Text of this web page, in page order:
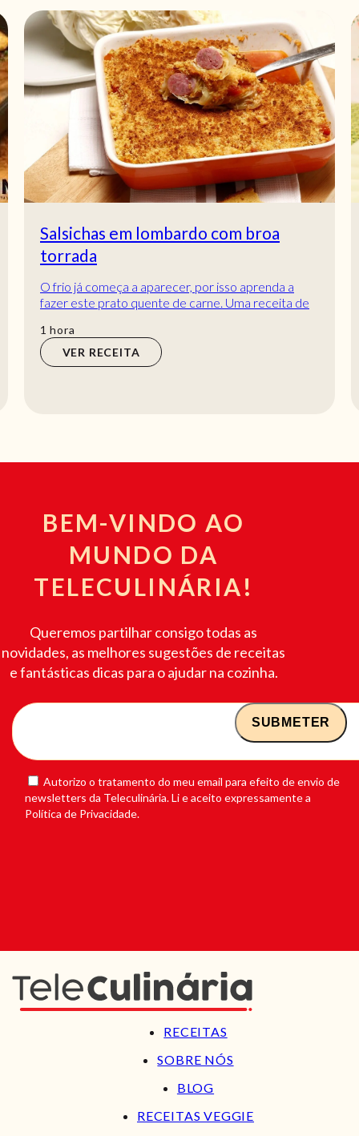
Salsichas em lombardo com broa
torrada
O frio já começa a aparecer, por isso aprenda a
fazer este prato quente de carne. Uma receita de
1 hora
hora
VER RECEITA
BEM-VINDO AO
MUNDO DA
TELECULINÁRIA!
Queremos partilhar consigo todas as
novidades, as melhores sugestões de receitas
e fantásticas dicas para o ajudar na cozinha.
Autorizo o tratamento do meu email para efeito de envio de
newsletters da Teleculinária. Li e aceito expressamente a
Política de Privacidade.
RECEITAS
SOBRE NÓS
BLOG
RECEITAS VEGGIE